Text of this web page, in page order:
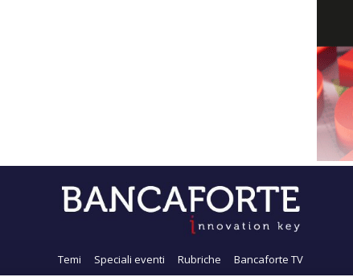
Temi Speciali eventi Rubriche Bancaforte TV